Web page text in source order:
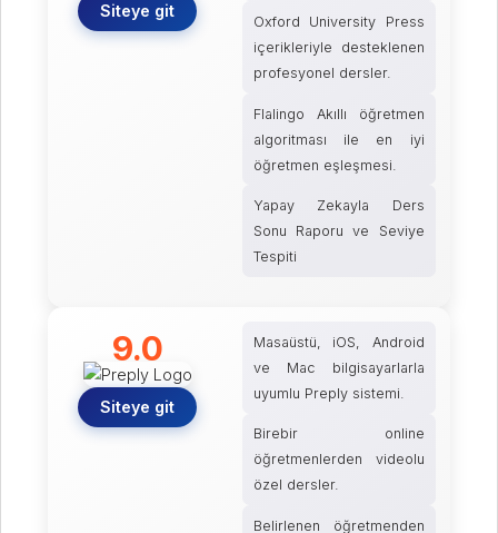
Siteye git
Oxford University Press
içerikleriyle desteklenen
profesyonel dersler.
Flalingo Akıllı öğretmen
algoritması ile en iyi
öğretmen eşleşmesi.
Yapay Zekayla Ders
Sonu Raporu ve Seviye
Tespiti
9.0
Siteye git
Masaüstü, iOS, Android
ve Mac bilgisayarlarla
uyumlu Preply sistemi.
Birebir online
öğretmenlerden videolu
özel dersler.
Belirlenen öğretmenden